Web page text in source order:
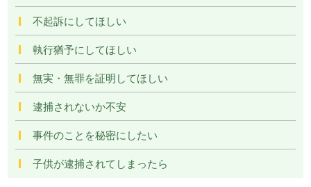
不起訴にしてほしい
執行猶予にしてほしい
無実・無罪を証明してほしい
逮捕されないか不安
事件のことを秘密にしたい
子供が逮捕されてしまったら